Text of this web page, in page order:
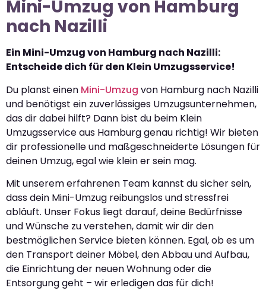
Mini-Umzug von Hamburg
nach Nazilli
Ein Mini-Umzug von Hamburg nach Nazilli:
Entscheide dich für den Klein Umzugsservice!
Du planst einen Mini-Umzug von Hamburg nach Nazilli
und benötigst ein zuverlässiges Umzugsunternehmen,
das dir dabei hilft? Dann bist du beim Klein
Umzugsservice aus Hamburg genau richtig! Wir bieten
dir professionelle und maßgeschneiderte Lösungen für
deinen Umzug, egal wie klein er sein mag.
Mit unserem erfahrenen Team kannst du sicher sein,
dass dein Mini-Umzug reibungslos und stressfrei
abläuft. Unser Fokus liegt darauf, deine Bedürfnisse
und Wünsche zu verstehen, damit wir dir den
bestmöglichen Service bieten können. Egal, ob es um
den Transport deiner Möbel, den Abbau und Aufbau,
die Einrichtung der neuen Wohnung oder die
Entsorgung geht – wir erledigen das für dich!